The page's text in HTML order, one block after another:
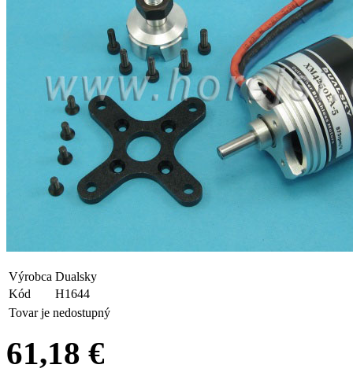
Výrobca Dualsky
Kód
H1644
Tovar je nedostupný
61,18 €